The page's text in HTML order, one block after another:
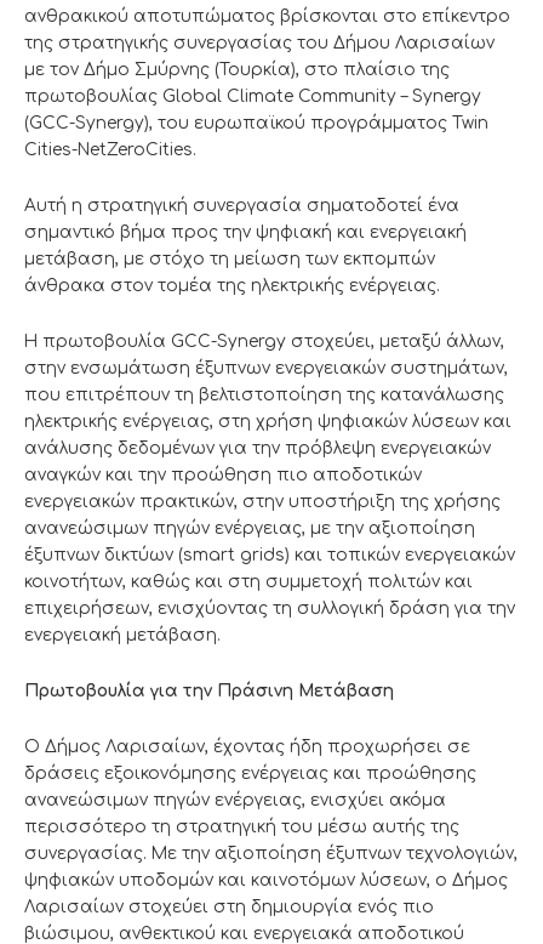
ανθρακικού αποτυπώματος βρίσκονται στο επίκεντρο
της στρατηγικής συνεργασίας του Δήμου Λαρισαίων
με τον Δήμο Σμύρνης (Τουρκία), στο πλαίσιο της
πρωτοβουλίας Global Climate Community – Synergy
(GCC-Synergy), του ευρωπαϊκού προγράμματος Twin
Cities-NetZeroCities.
Αυτή η στρατηγική συνεργασία σηματοδοτεί ένα
σημαντικό βήμα προς την ψηφιακή και ενεργειακή
μετάβαση, με στόχο τη μείωση των εκπομπών
άνθρακα στον τομέα της ηλεκτρικής ενέργειας.
Η πρωτοβουλία GCC-Synergy στοχεύει, μεταξύ άλλων,
στην ενσωμάτωση έξυπνων ενεργειακών συστημάτων,
που επιτρέπουν τη βελτιστοποίηση της κατανάλωσης
ηλεκτρικής ενέργειας, στη χρήση ψηφιακών λύσεων και
ανάλυσης δεδομένων για την πρόβλεψη ενεργειακών
αναγκών και την προώθηση πιο αποδοτικών
ενεργειακών πρακτικών, στην υποστήριξη της χρήσης
ανανεώσιμων πηγών ενέργειας, με την αξιοποίηση
έξυπνων δικτύων (smart grids) και τοπικών ενεργειακών
κοινοτήτων, καθώς και στη συμμετοχή πολιτών και
επιχειρήσεων, ενισχύοντας τη συλλογική δράση για την
ενεργειακή μετάβαση.
Πρωτοβουλία για την Πράσινη Μετάβαση
Ο Δήμος Λαρισαίων, έχοντας ήδη προχωρήσει σε
δράσεις εξοικονόμησης ενέργειας και προώθησης
ανανεώσιμων πηγών ενέργειας, ενισχύει ακόμα
περισσότερο τη στρατηγική του μέσω αυτής της
συνεργασίας. Με την αξιοποίηση έξυπνων τεχνολογιών,
ψηφιακών υποδομών και καινοτόμων λύσεων, ο Δήμος
Λαρισαίων στοχεύει στη δημιουργία ενός πιο
βιώσιμου, ανθεκτικού και ενεργειακά αποδοτικού